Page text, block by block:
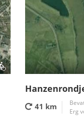
41 km
Erg